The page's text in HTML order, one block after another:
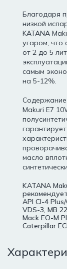
Благодаря
низкой
KATANA
угаром, что
от 2 до 5
самым
на 5-12%.
Содержание
Makuri E7
масло
KATANA
API CI-4
VDS-3, MB
Mack EO-M
Caterpillar